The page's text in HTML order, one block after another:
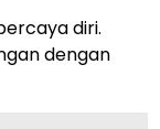
diri.
dengan